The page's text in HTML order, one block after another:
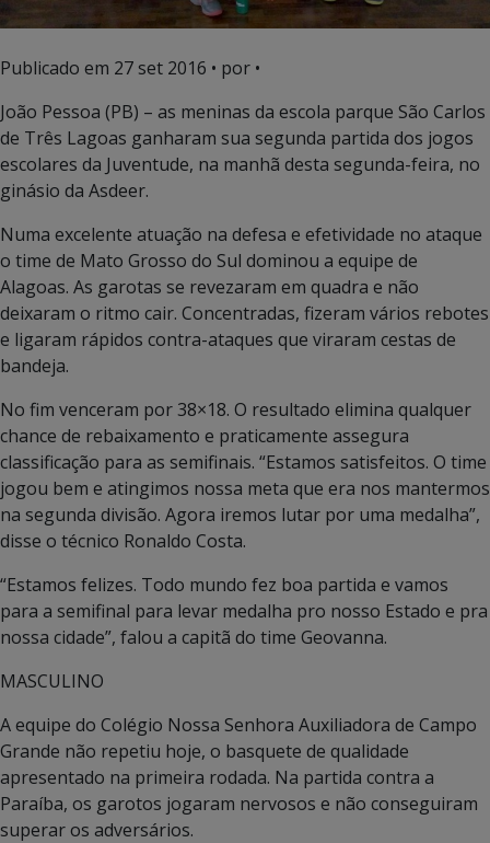
Publicado em 27 set 2016 • por •
João Pessoa (PB) – as meninas da escola parque São Carlos
de Três Lagoas ganharam sua segunda partida dos jogos
escolares da Juventude, na manhã desta segunda-feira, no
ginásio da Asdeer.
Numa excelente atuação na defesa e efetividade no ataque
o time de Mato Grosso do Sul dominou a equipe de
Alagoas. As garotas se revezaram em quadra e não
deixaram o ritmo cair. Concentradas, fizeram vários rebotes
e ligaram rápidos contra-ataques que viraram cestas de
bandeja.
No fim venceram por 38×18. O resultado elimina qualquer
chance de rebaixamento e praticamente assegura
classificação para as semifinais. “Estamos satisfeitos. O time
jogou bem e atingimos nossa meta que era nos mantermos
na segunda divisão. Agora iremos lutar por uma medalha”,
disse o técnico Ronaldo Costa.
“Estamos felizes. Todo mundo fez boa partida e vamos
para a semifinal para levar medalha pro nosso Estado e pra
nossa cidade”, falou a capitã do time Geovanna.
MASCULINO
A equipe do Colégio Nossa Senhora Auxiliadora de Campo
Grande não repetiu hoje, o basquete de qualidade
apresentado na primeira rodada. Na partida contra a
Paraíba, os garotos jogaram nervosos e não conseguiram
superar os adversários.